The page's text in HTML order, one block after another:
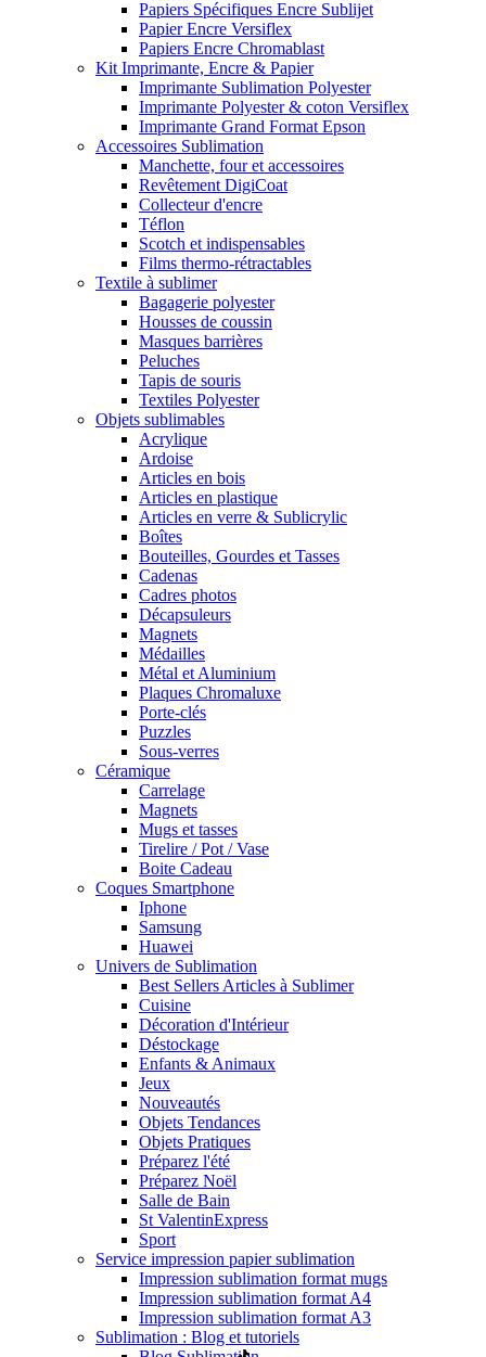
Papiers Spécifiques Encre Sublijet
Papier Encre Versiflex
Papiers Encre Chromablast
Kit Imprimante, Encre & Papier
Imprimante Sublimation Polyester
Imprimante Polyester & coton Versiflex
Imprimante Grand Format Epson
Accessoires Sublimation
Manchette, four et accessoires
Revêtement DigiCoat
Collecteur d'encre
Téflon
Scotch et indispensables
Films thermo-rétractables
Textile à sublimer
Bagagerie polyester
Housses de coussin
Masques barrières
Peluches
Tapis de souris
Textiles Polyester
Objets sublimables
Acrylique
Ardoise
Articles en bois
Articles en plastique
Articles en verre & Sublicrylic
Boîtes
Bouteilles, Gourdes et Tasses
Cadenas
Cadres photos
Décapsuleurs
Magnets
Médailles
Métal et Aluminium
Plaques Chromaluxe
Porte-clés
Puzzles
Sous-verres
Céramique
Carrelage
Magnets
Mugs et tasses
Tirelire / Pot / Vase
Boite Cadeau
Coques Smartphone
Iphone
Samsung
Huawei
Univers de Sublimation
Best Sellers Articles à Sublimer
Cuisine
Décoration d'Intérieur
Déstockage
Enfants & Animaux
Jeux
Nouveautés
Objets Tendances
Objets Pratiques
Préparez l'été
Préparez Noël
Salle de Bain
St ValentinExpress
Sport
Service impression papier sublimation
Impression sublimation format mugs
Impression sublimation format A4
Impression sublimation format A3
Sublimation : Blog et tutoriels